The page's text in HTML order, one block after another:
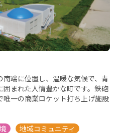
端に位置し、温暖な気候で、青
まれた人情豊かな町です。鉄砲
一の商業ロケット打ち上げ施設